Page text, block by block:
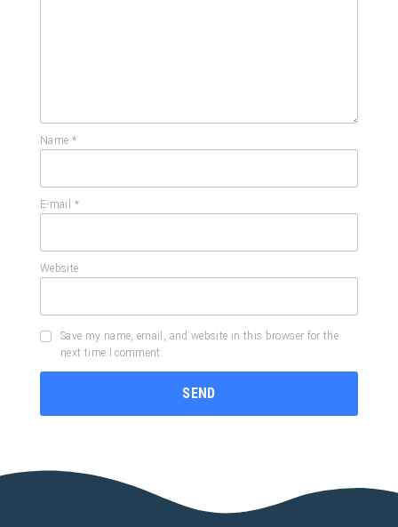
Name *
E-mail *
Website
Save my name, email, and website in this browser for the
next time I comment.